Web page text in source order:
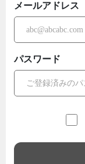
メールアドレス
パスワード